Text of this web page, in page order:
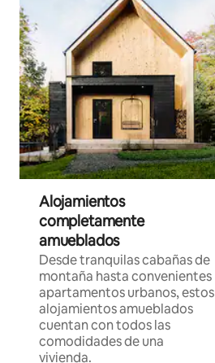
Alojamientos
completamente
amueblados
Desde tranquilas cabañas de
montaña hasta convenientes
apartamentos urbanos, estos
alojamientos amueblados
cuentan con todos las
comodidades de una
vivienda.